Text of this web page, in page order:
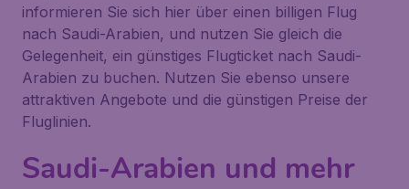
informieren Sie sich hier über einen billigen Flug
nach Saudi-Arabien, und nutzen Sie gleich die
Gelegenheit, ein günstiges Flugticket nach Saudi-
Arabien zu buchen. Nutzen Sie ebenso unsere
attraktiven Angebote und die günstigen Preise der
Fluglinien.
Saudi-Arabien und mehr